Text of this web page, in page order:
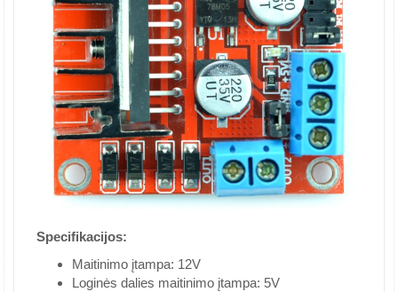
Specifikacijos:
Maitinimo įtampa: 12V
Loginės dalies maitinimo įtampa: 5V